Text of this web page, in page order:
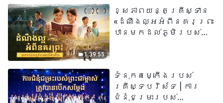
1:39:55
ខ្សែភាពយន្តគ្រីស្ទាន
«ដំណឹងល្អអំពីនគរព្រះ
បានមកដល់​ភូមិរបស់
ទំនុកតម្កើង​របស់​
គ្រីស្ទបរិស័ទ | ការ
ជំនុំជម្រះរបស់